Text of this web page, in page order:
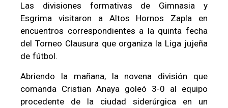
Las divisiones formativas de Gimnasia y
Esgrima visitaron a Altos Hornos Zapla en
encuentros correspondientes a la quinta fecha
del Torneo Clausura que organiza la Liga jujeña
de fútbol.
Abriendo la mañana, la novena división que
comanda Cristian Anaya goleó 3-0 al equipo
procedente de la ciudad siderúrgica en un